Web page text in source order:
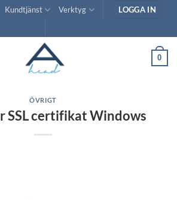
Kundtjänst Verktyg LOGGA IN
0
ÖVRIGT
SSL certifikat Windows